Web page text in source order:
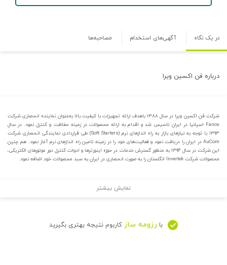
در یک نگاه آگهی‌های استخدام مصاحبه‌ها
درباره فن اکسین ویرا
شرکت فن اکسین ویرا در سال ۱۳۸۸ باهدف ارائه تجهیزات با کیفیت بالا به‌عنوان نماینده انحصاری شرکت
Fanox اسپانیا در ایران تاسیس شد و اقدام به ارائه محصولات در زمینه حفاظت و کنترل نمود. در سال
۱۳۹۳ با توجه به نیازهای بازار به راه اندازهای نرم (Soft Starters) طی قراردادی نمایندگی انحصاری شرکت
AuCom در ایران را دریافت نمود و فعالیت‌های خود را در زمینه تامین راه اندازهای نرم آغاز نمود. هم چنین
این شرکت در سال ۱۳۹۴ به منظور گسترش خدمات در حوزه اینورترها و ادوات کنترل دور موتورهای الکتریکی،
محصولات شرکت Invertek انگلستان را به صورت انحصاری در ایران به سبد محصولات خود اضافه نمود.
نمایش بیشتر
با رزومه ساز کاربوم نتیجه بهتری بگیرید